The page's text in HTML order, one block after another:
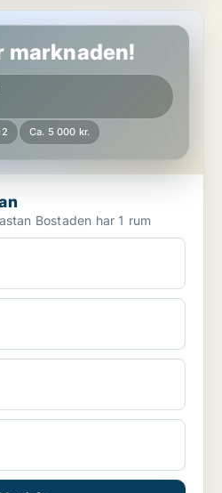
marknaden!
Ca. 5 000 kr.
Lägenhet att hyra i Vasastan Bostaden har 1 rum